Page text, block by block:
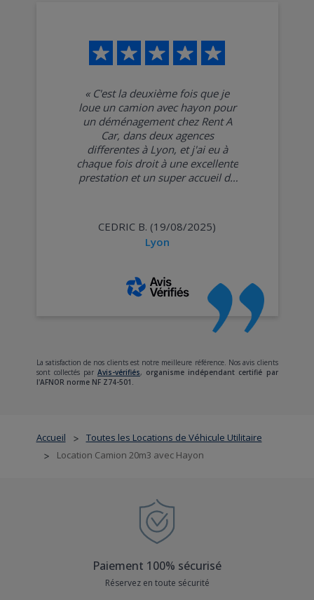
Accueil > Toutes les Locations de Véhicule Utilitaire
> Location Camion 20m3 avec Hayon
« C'est la deuxième fois que je
loue un camion avec hayon pour
un déménagement chez Rent A
Car, dans deux agences
differentes à Lyon, et j'ai eu à
chaque fois droit à une excellente
prestation et un super accueil du
CEDRIC B. (19/08/2025)
Lyon
La satisfaction de nos clients est notre meilleure référence. Nos avis clients
sont collectés par Avis-vérifiés, organisme indépendant certifié par
l'AFNOR norme NF Z74-501.
Paiement 100% sécurisé
Réservez en toute sécurité